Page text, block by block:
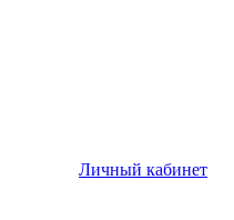
Личный кабинет